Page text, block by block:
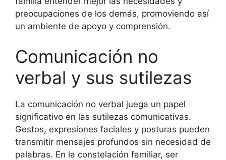
preocupaciones de los demás, promoviendo así
un ambiente de apoyo y comprensión.
Comunicación no
verbal y sus sutilezas
La comunicación no verbal juega un papel
significativo en las sutilezas comunicativas.
Gestos, expresiones faciales y posturas pueden
transmitir mensajes profundos sin necesidad de
palabras. En la constelación familiar, ser